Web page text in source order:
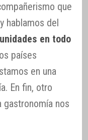
que
hablamos del
en todo
países
en una
En fin, otro
gastronomía nos